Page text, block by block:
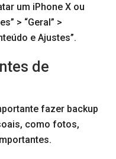
um iPhone X ou
> “Geral” >
e Ajustes”.
de
fazer backup
como fotos,